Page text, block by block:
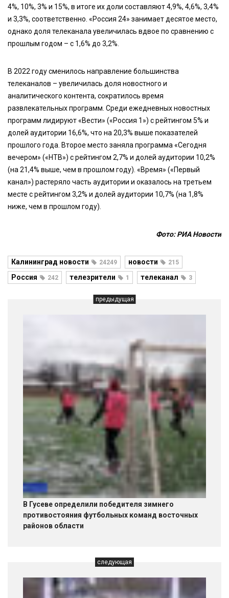
4%, 10%, 3% и 15%, в итоге их доли составляют 4,9%, 4,6%, 3,4%
и 3,3%, соответственно. «Россия 24» занимает десятое место,
однако доля телеканала увеличилась вдвое по сравнению с
прошлым годом – с 1,6% до 3,2%.
В 2022 году сменилось направление большинства
телеканалов – увеличилась доля новостного и
аналитического контента, сократилось время
развлекательных программ. Среди ежедневных новостных
программ лидируют «Вести» («Россия 1») с рейтингом 5% и
долей аудитории 16,6%, что на 20,3% выше показателей
прошлого года. Второе место заняла программа «Сегодня
вечером» («НТВ») с рейтингом 2,7% и долей аудитории 10,2%
(на 21,4% выше, чем в прошлом году). «Время» («Первый
канал») растеряло часть аудитории и оказалось на третьем
месте с рейтингом 3,2% и долей аудитории 10,7% (на 1,8%
ниже, чем в прошлом году).
Фото: РИА Новости
Калининград новости 24249 новости 215
Россия 242 телезрители 1 телеканал 3
предыдущая
В Гусеве определили победителя зимнего
противостояния футбольных команд восточных
районов области
следующая